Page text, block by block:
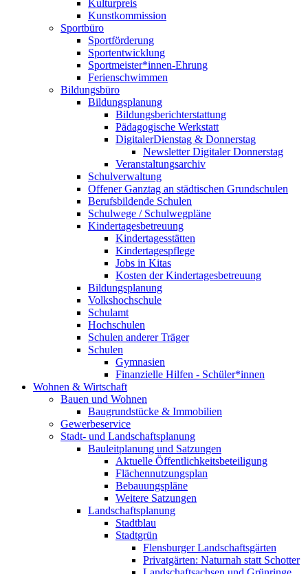
Kulturpreis
Kunstkommission
Sportbüro
Sportförderung
Sportentwicklung
Sportmeister*innen-Ehrung
Ferienschwimmen
Bildungsbüro
Bildungsplanung
Bildungsberichterstattung
Pädagogische Werkstatt
DigitalerDienstag & Donnerstag
Newsletter Digitaler Donnerstag
Veranstaltungsarchiv
Schulverwaltung
Offener Ganztag an städtischen Grundschulen
Berufsbildende Schulen
Schulwege / Schulwegpläne
Kindertagesbetreuung
Kindertagesstätten
Kindertagespflege
Jobs in Kitas
Kosten der Kindertagesbetreuung
Bildungsplanung
Volkshochschule
Schulamt
Hochschulen
Schulen anderer Träger
Schulen
Gymnasien
Finanzielle Hilfen - Schüler*innen
Wohnen & Wirtschaft
Bauen und Wohnen
Baugrundstücke & Immobilien
Gewerbeservice
Stadt- und Landschaftsplanung
Bauleitplanung und Satzungen
Aktuelle Öffentlichkeitsbeteiligung
Flächennutzungsplan
Bebauungspläne
Weitere Satzungen
Landschaftsplanung
Stadtblau
Stadtgrün
Flensburger Landschaftsgärten
Privatgärten: Naturnah statt Schotter